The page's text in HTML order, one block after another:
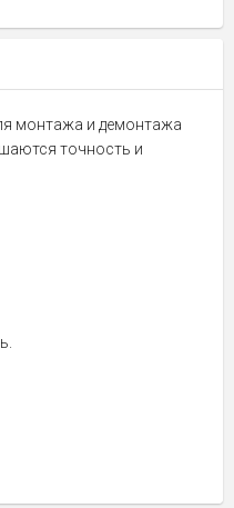
монтажа и демонтажа
точность и